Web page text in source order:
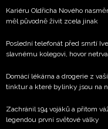
Kariéru Oldřicha Nového
měl původně živit zcela jinak
Poslední telefonát před smrtí
slavnému kolegovi, hovor
Domácí lékárna a drogerie z
tinktur a které bylinky jsou na
Zachránil 194 vojáků a přitom
legendou první světové války